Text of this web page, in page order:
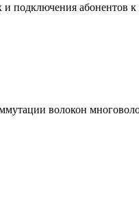
подключения абонентов
волокон